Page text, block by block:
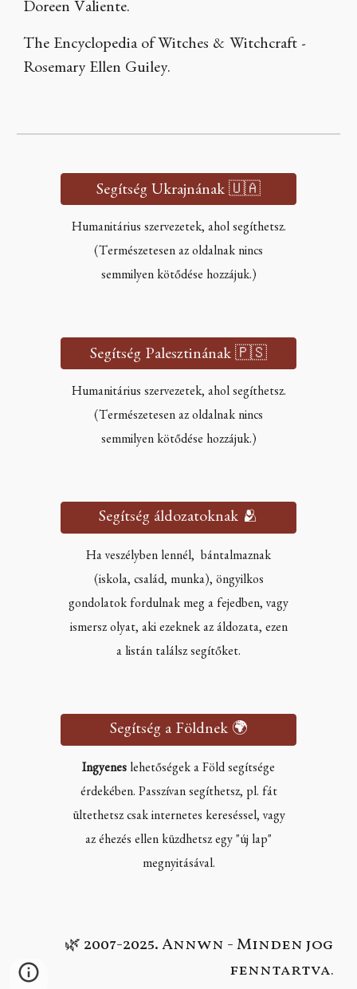
Doreen Valiente.
The Encyclopedia of Witches & Witchcraft -
Rosemary Ellen Guiley.
Segítség Ukrajnának 🇺🇦
Humanitárius szervezetek, ahol segíthetsz.
(Természetesen az oldalnak nincs
semmilyen kötődése hozzájuk.)
Segítség Palesztinának 🇵🇸
Humanitárius szervezetek, ahol segíthetsz.
(Természetesen az oldalnak nincs
semmilyen kötődése hozzájuk.)
Segítség áldozatoknak 🫂
Ha veszélyben lennél, bántalmaznak
(iskola, család, munka), öngyilkos
gondolatok fordulnak meg a fejedben, vagy
ismersz olyat, aki ezeknek az áldozata, ezen
a listán találsz segítőket.
Segítség a Földnek 🌍
Ingyenes lehetőségek a Föld segítsége
érdekében. Passzívan segíthetsz, pl. fát
ültethetsz csak internetes kereséssel, vagy
az éhezés ellen küzdhetsz egy "új lap"
megnyitásával.
🌿 2007-2025. Annwn - Minden jog
fenntartva.